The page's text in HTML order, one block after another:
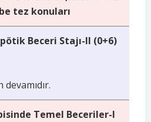
tez konuları
Beceri Stajı-II (0+6)
devamıdır.
Temel Beceriler-I